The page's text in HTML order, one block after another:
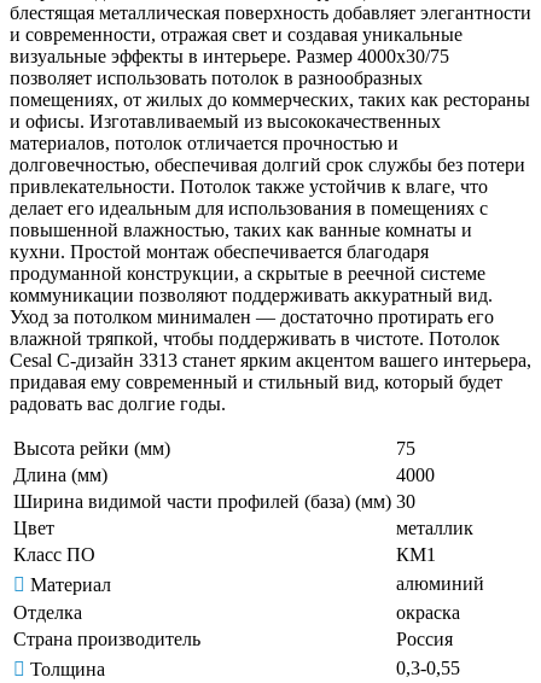
блестящая металлическая поверхность добавляет элегантности
и современности, отражая свет и создавая уникальные
визуальные эффекты в интерьере. Размер 4000х30/75
позволяет использовать потолок в разнообразных
помещениях, от жилых до коммерческих, таких как рестораны
и офисы. Изготавливаемый из высококачественных
материалов, потолок отличается прочностью и
долговечностью, обеспечивая долгий срок службы без потери
привлекательности. Потолок также устойчив к влаге, что
делает его идеальным для использования в помещениях с
повышенной влажностью, таких как ванные комнаты и
кухни. Простой монтаж обеспечивается благодаря
продуманной конструкции, а скрытые в реечной системе
коммуникации позволяют поддерживать аккуратный вид.
Уход за потолком минимален — достаточно протирать его
влажной тряпкой, чтобы поддерживать в чистоте. Потолок
Cesal C-дизайн 3313 станет ярким акцентом вашего интерьера,
придавая ему современный и стильный вид, который будет
радовать вас долгие годы.
Высота рейки (мм)
75
Длина (мм)
4000
Ширина видимой части профилей (база) (мм) 30
Цвет
металлик
Класс ПО
КМ1
Материал
алюминий
Отделка
окраска
Страна производитель
Россия
Толщина
0,3-0,55